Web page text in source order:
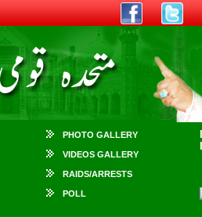
PHOTO GALLERY
VIDEOS GALLERY
RAIDS/ARRESTS
POLL